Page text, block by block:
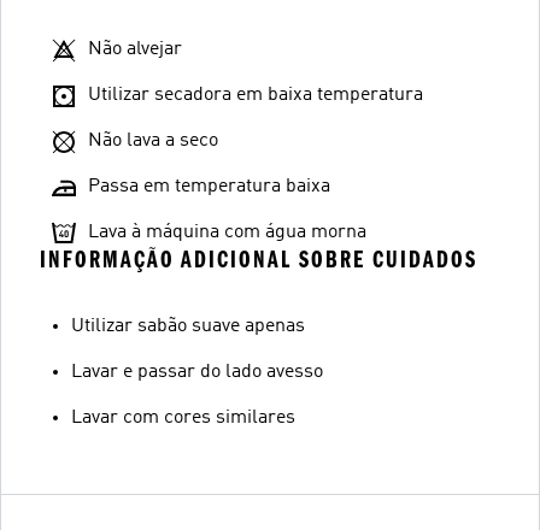
Não alvejar
Utilizar secadora em baixa temperatura
Não lava a seco
Passa em temperatura baixa
Lava à máquina com água morna
INFORMAÇÃO ADICIONAL SOBRE CUIDADOS
Utilizar sabão suave apenas
Lavar e passar do lado avesso
Lavar com cores similares